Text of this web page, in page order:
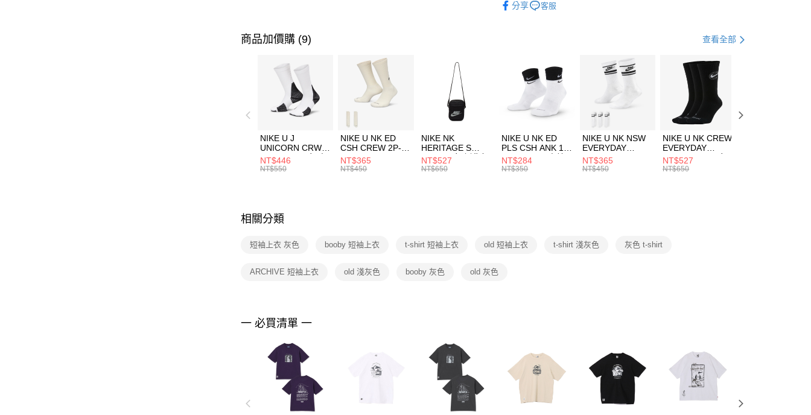
台新國際商業銀行
【關於「AFTEE先享後付」】
３．安心：先確認商品／服務後，再付款。
【「AFTEE先享後付」結帳流程】
１．於結帳方式選擇「AFTEE先享後付」後，將跳轉至「AFTEE先享後
付」結帳頁面，進行簡訊認證並確認金額後，即可完成結帳。
２．訂單成立數日內，您將收到繳費通知簡訊。
３．收到繳費通知簡訊後14天內，點擊此簡訊中的連結，可透過四大超商
／ATM／網路銀行／等多元方式進行付款，方視為交易完成。
※ 請注意：結帳手續完成當下不需立刻繳費，但若您需要取消訂單，請聯
絡購買商品的店家。未經商家同意取消之訂單仍視為有效，需透過AFTEE
先享後付繳納相關費用。
交易，需依本服務之必要範圍內提供個人資料，並將交易相關給付款項請
５．嚴禁一人註冊多個帳號或使用他人資訊註冊。若發現惡意使用之情
形，恩沛科技股份有限公司將有權停止該用戶之使用額度並採取法律行
動。
每筆NT$100，滿NT$1,500(含以上)免運費
每筆NT$100，滿NT$1,500(含以上)免運費
付款後門市自取
每筆NT$100，滿NT$1,500(含以上)免運費
分享 客服
商品加價購 (9) 查看全部
NIKE U J
UNICORN CRW
1PR -160 男女 中
統襪 FZ3393100
NT$446
NT$550
NIKE U NK ED
CSH CREW 2P-
144 EMBRDY 男
女 短統襪
NT$365
NT$450
NIKE NK
HERITAGE S
SMIT 男女 側背包
BA5871010
NT$527
NT$650
NIKE U NK ED
PLS CSH ANK 1P
144 DBL 男 中統
襪 DH4058104
NT$284
NT$350
NIKE U NK NSW
EVERYDAY
ESSENTIAL CR
男女 短統襪
NT$365
NT$450
NIKE U NK CREW
EVERYDAY
BBALL 3PR 男女
長統襪
NT$527
NT$650
相關分類
短袖上衣 灰色 booby 短袖上衣 t-shirt 短袖上衣 old 短袖上衣 t-shirt 淺灰色 灰色 t-shirt
ARCHIVE 短袖上衣 old 淺灰色 booby 灰色 old 灰色
一 必買清單 一